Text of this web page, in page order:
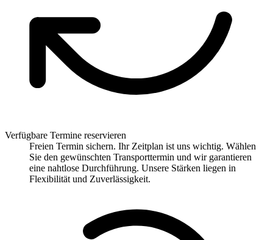
Verfügbare Termine reservieren
Freien Termin sichern. Ihr Zeitplan ist uns wichtig. Wählen
Sie den gewünschten Transporttermin und wir garantieren
eine nahtlose Durchführung. Unsere Stärken liegen in
Flexibilität und Zuverlässigkeit.